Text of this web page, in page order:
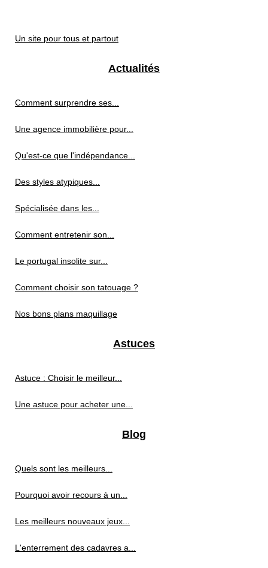
Un site pour tous et partout
Actualités
Comment surprendre ses...
Une agence immobilière pour...
Qu'est-ce que l'indépendance...
Des styles atypiques...
Spécialisée dans les...
Comment entretenir son...
Le portugal insolite sur...
Comment choisir son tatouage ?
Nos bons plans maquillage
Astuces
Astuce : Choisir le meilleur...
Une astuce pour acheter une...
Blog
Quels sont les meilleurs...
Pourquoi avoir recours à un...
Les meilleurs nouveaux jeux...
L'enterrement des cadavres a...